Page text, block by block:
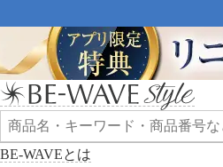
BE-WAVEとは